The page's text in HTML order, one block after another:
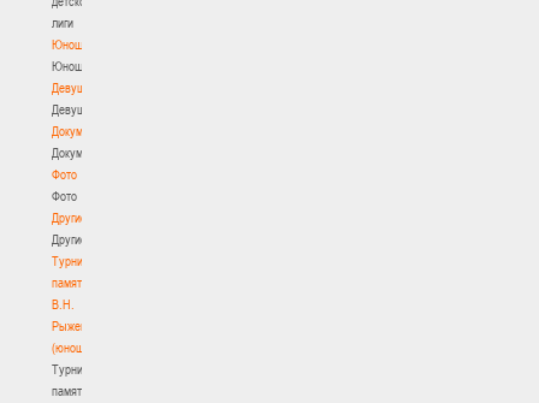
лиги
Юноши
Юноши
Девушки
Девушки
Документы
Документы
Фото
Фото
Другие
Другие
Турнир
памяти
В.Н.
Рыженкова
(юноши)
Турнир
памяти